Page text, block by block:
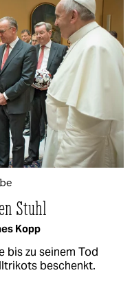
Stuhl
Kopp
bis zu seinem Tod
beschenkt.